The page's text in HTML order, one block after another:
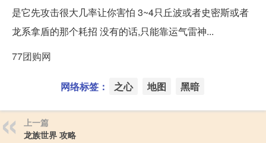
是它先攻击很大几率让你害怕 3~4只丘波或者史密斯或者
龙系拿盾的那个耗招 没有的话,只能靠运气雷神...
77团购网
网络标签： 之心 地图 黑暗
上一篇
龙族世界 攻略